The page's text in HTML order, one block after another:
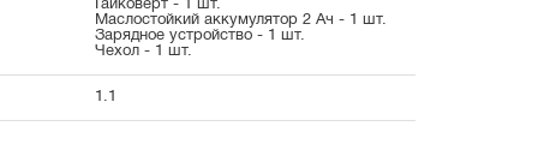
Гайковерт - 1 шт.
Маслостойкий аккумулятор 2 Ач - 1 шт.
Зарядное устройство - 1 шт.
Чехол - 1 шт.
1.1